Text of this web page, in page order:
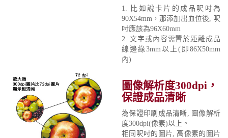
1. 比如說卡片的成品呎吋為
90X54mm，那添加出血位後, 呎
吋應該為96X60mm
2. 文字或內容需置於距離成品
線邊緣3mm以上(即86X50mm
內)
圖像解析度300dpi，
保證成品清晰
為保證印刷成品清晰, 圖像解析
度300dpi(像素)以上。
相同呎吋的圖片, 高像素的圖片